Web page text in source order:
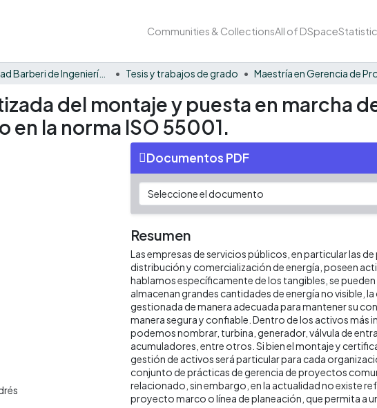
Communities & CollectionsAll of DSpace
Facultad Barberi de Ingeniería, Diseño y Ciencias Aplicadas Tesis y trabajos de grado
del montaje y puesta en marcha
en la norma ISO 55001.
Documentos PDF
Resumen
Las empresas de servicios públicos, en particular las
distribución y comercialización de energía, poseen
hablamos específicamente de los tangibles, se
almacenan grandes cantidades de energía no visible,
gestionada de manera adecuada para mantener su
manera segura y confiable. Dentro de los activos más
podemos nombrar, turbina, generador, válvula de
acumuladores, entre otros. Si bien el montaje y
gestión de activos será particular para cada
conjunto de prácticas de gerencia de proyectos
relacionado, sin embargo, en la actualidad no existe
proyecto marco o línea de planeación, que permita a